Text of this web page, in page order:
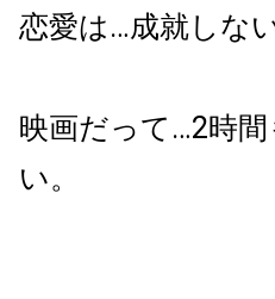
恋愛は…成就しな
映画だって…2時
い。